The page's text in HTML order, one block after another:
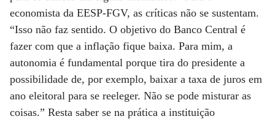
economista da EESP-FGV, as críticas não se sustentam.
“Isso não faz sentido. O objetivo do Banco Central é
fazer com que a inflação fique baixa. Para mim, a
autonomia é fundamental porque tira do presidente a
possibilidade de, por exemplo, baixar a taxa de juros em
ano eleitoral para se reeleger. Não se pode misturar as
coisas.” Resta saber se na prática a instituição